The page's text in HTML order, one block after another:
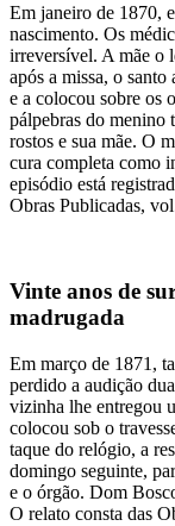
Em janeiro de 1870,
nascimento. Os
irreversível. A mãe o
após a missa, o
e a colocou sobre os
pálpebras do menino
rostos e sua mãe. O
cura completa como
episódio está
Obras Publicadas,
Vinte anos de
madrugada
Em março de 1871,
perdido a audição
vizinha lhe entregou
colocou sob o
taque do relógio, a
domingo seguinte,
e o órgão. Dom
O relato consta das